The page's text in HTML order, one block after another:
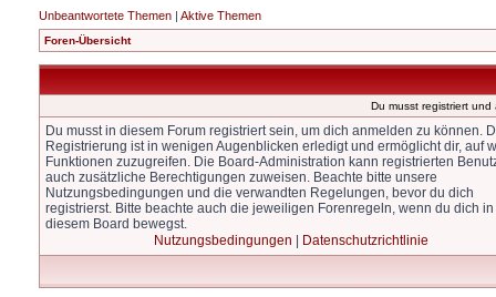
Unbeantwortete Themen | Aktive Themen
Foren-Übersicht
Du musst registriert
Du musst in diesem Forum registriert sein, um dich anmelden zu können.
Registrierung ist in wenigen Augenblicken erledigt und ermöglicht dir, auf
Funktionen zuzugreifen. Die Board-Administration kann registrierten
auch zusätzliche Berechtigungen zuweisen. Beachte bitte unsere
Nutzungsbedingungen und die verwandten Regelungen, bevor du dich
registrierst. Bitte beachte auch die jeweiligen Forenregeln, wenn du dich in
diesem Board bewegst.
Nutzungsbedingungen
Datenschutzrichtlinie